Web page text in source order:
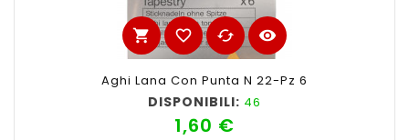
shopping_cart favorite_border cached visibility
Aghi Lana Con Punta N 22-Pz 6
DISPONIBILI: 46
1,60 €